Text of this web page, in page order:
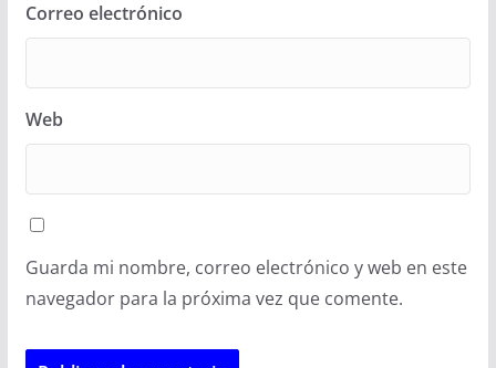
Correo electrónico
Web
Guarda mi nombre, correo electrónico y web en este
navegador para la próxima vez que comente.